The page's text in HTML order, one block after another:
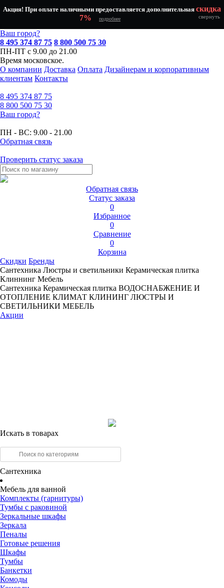
Акция! При оплате наличными предоставляется дополнительная скидка
7%
подробнее свернуть
Ваш город?
8 495 374 87 75 8 800 500 75 30
ПН-ПТ с 9.00 до 21.00
Время московское.
О компании Доставка Оплата Дизайнерам и корпоративным
клиентам Контакты
8 495 374 87 75
8 800 500 75 30
Ваш город?
ПН - ВС: 9.00 - 21.00
Обратная связь
Проверить статус заказа
Обратная связь
Статус заказа
0
Избранное
0
Сравнение
0
Корзина
Скидки Бренды
Сантехника Люстры и светильники Керамическая плитка
Клиннинг Мебель
Сантехника Керамическая плитка ВОДОСНАБЖЕНИЕ И
ОТОПЛЕНИЕ КЛИМАТ КЛИНИНГ ЛЮСТРЫ И
СВЕТИЛЬНИКИ МЕБЕЛЬ
Акции
Искать в товарах
Сантехника
Мебель для ванной
Комплекты (гарнитуры)
Тумбы с раковиной
Зеркальные шкафы
Зеркала
Пеналы
Готовые решения
Шкафы
Тумбы
Банкетки
Комоды